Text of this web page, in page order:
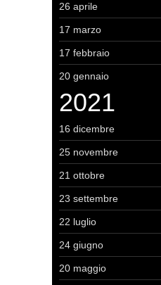
26 aprile
17 marzo
17 febbraio
20 gennaio
2021
16 dicembre
25 novembre
21 ottobre
23 settembre
22 luglio
24 giugno
20 maggio